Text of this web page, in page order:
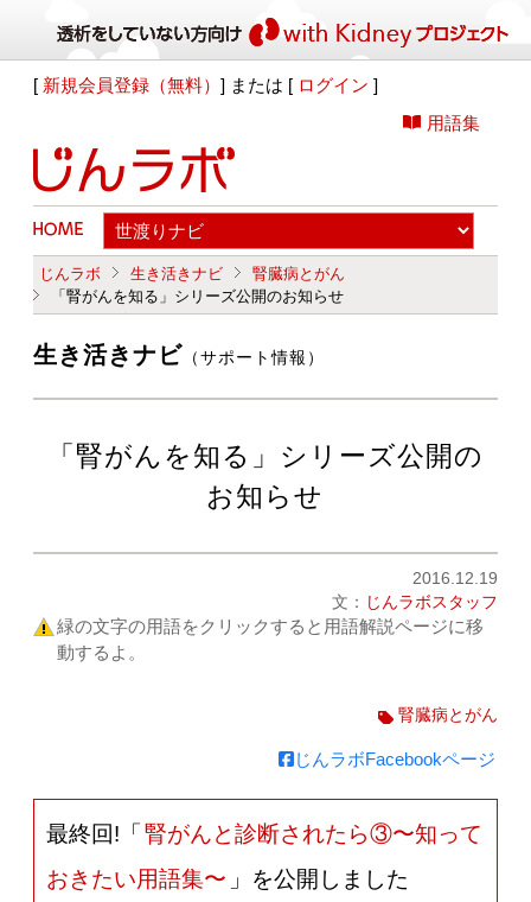
[ 新規会員登録（無料）] または [ ログイン ]
用語集
じんラボ 生き活きナビ
腎臓病とがん
「腎がんを知る」シリーズ公開のお知らせ
生き活きナビ （サポート情報）
「腎がんを知る」シリーズ公開の
お知らせ
2016.12.19
文： じんラボスタッフ
緑の文字の用語をクリックすると用語解説ページに移
動するよ。
腎臓病とがん
じんラボFacebookページ
最終回!「 腎がんと診断されたら③〜知って
おきたい用語集〜 」を公開しました